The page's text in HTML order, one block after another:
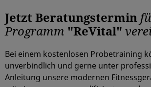
Jetzt Beratungstermin
Programm "ReVital"
Bei einem kostenlosen Probetraining
unverbindlich und gerne unter
Anleitung unsere modernen